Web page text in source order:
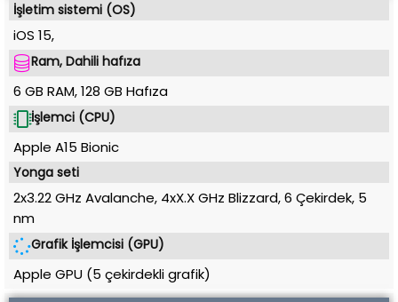
İşletim sistemi (OS)
iOS 15,
Ram, Dahili hafıza
6 GB RAM,128 GB Hafıza
İşlemci (CPU)
Apple A15 Bionic
Yonga seti
2x3.22 GHz Avalanche, 4xX.X GHz Blizzard, 6 Çekirdek, 5
nm
Grafik İşlemcisi (GPU)
Apple GPU (5 çekirdekli grafik)